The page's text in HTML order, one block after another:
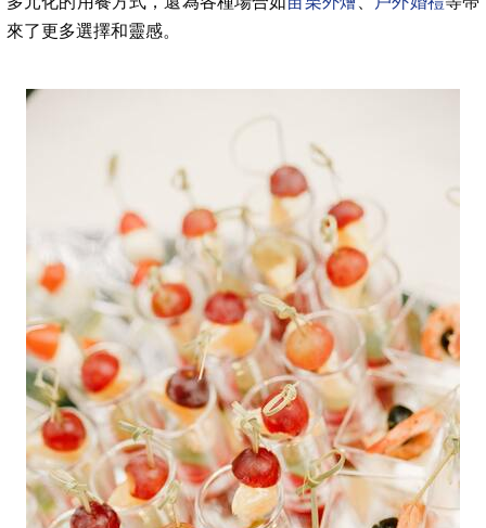
來了更多選擇和靈感。